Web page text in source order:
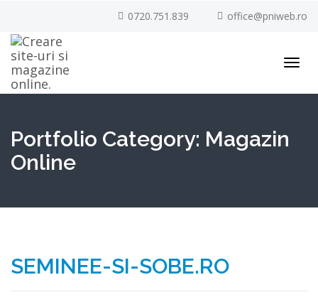
0720.751.839 office@pniweb.ro
Portfolio Category: Magazin
Online
SEMINEE-SI-SOBE.RO